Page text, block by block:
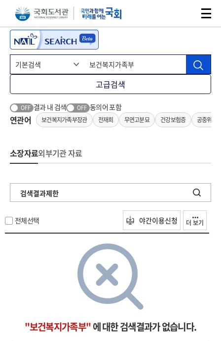
본문 바로가기주메뉴 바로가기
고급검색
OFF 결과 내 검색 OFF 동의어 포함
연관어 보건복지가족부장관 전재희 무연고분묘 건강보험증 공중위생
소장자료외부기관 자료
검색결과제한
전체선택 야간이용신청 더 보기
"보건복지가족부"에 대한 검색결과가 없습니다.